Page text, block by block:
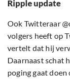
Ripple update
Ook Twitteraar
volgers heeft op
vertelt dat hij
Daarnaast schat
poging gaat